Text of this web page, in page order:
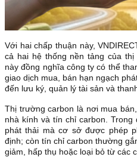
Với hai chấp thuận này,
cả hai hệ thống nền tảng của
này đồng nghĩa công ty có thể
giao dịch mua, bán hạn ngạch
đến lưu ký, quản lý tài sản và
Thị trường carbon là nơi mua
nhà kính và tín chỉ carbon.
phát thải mà cơ sở được phép
định; còn tín chỉ carbon thường
giảm, hấp thụ hoặc loại bỏ từ các